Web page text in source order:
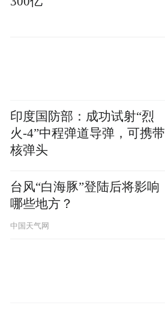
印度国防部：成功试射“烈
火-4”中程弹道导弹，可携带
核弹头
台风“白海豚”登陆后将影响
哪些地方？
中国天气网